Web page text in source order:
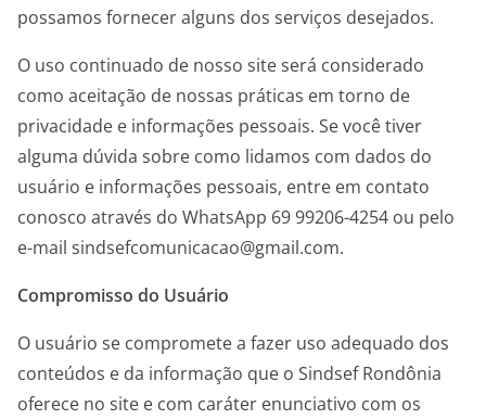
possamos fornecer alguns dos serviços desejados.
O uso continuado de nosso site será considerado
como aceitação de nossas práticas em torno de
privacidade e informações pessoais. Se você tiver
alguma dúvida sobre como lidamos com dados do
usuário e informações pessoais, entre em contato
conosco através do WhatsApp 69 99206-4254 ou pelo
e-mail sindsefcomunicacao@gmail.com.
Compromisso do Usuário
O usuário se compromete a fazer uso adequado dos
conteúdos e da informação que o Sindsef Rondônia
oferece no site e com caráter enunciativo com os